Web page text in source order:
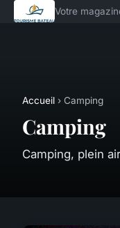
Votre
Accueil › Camping
Camping
Camping, plein